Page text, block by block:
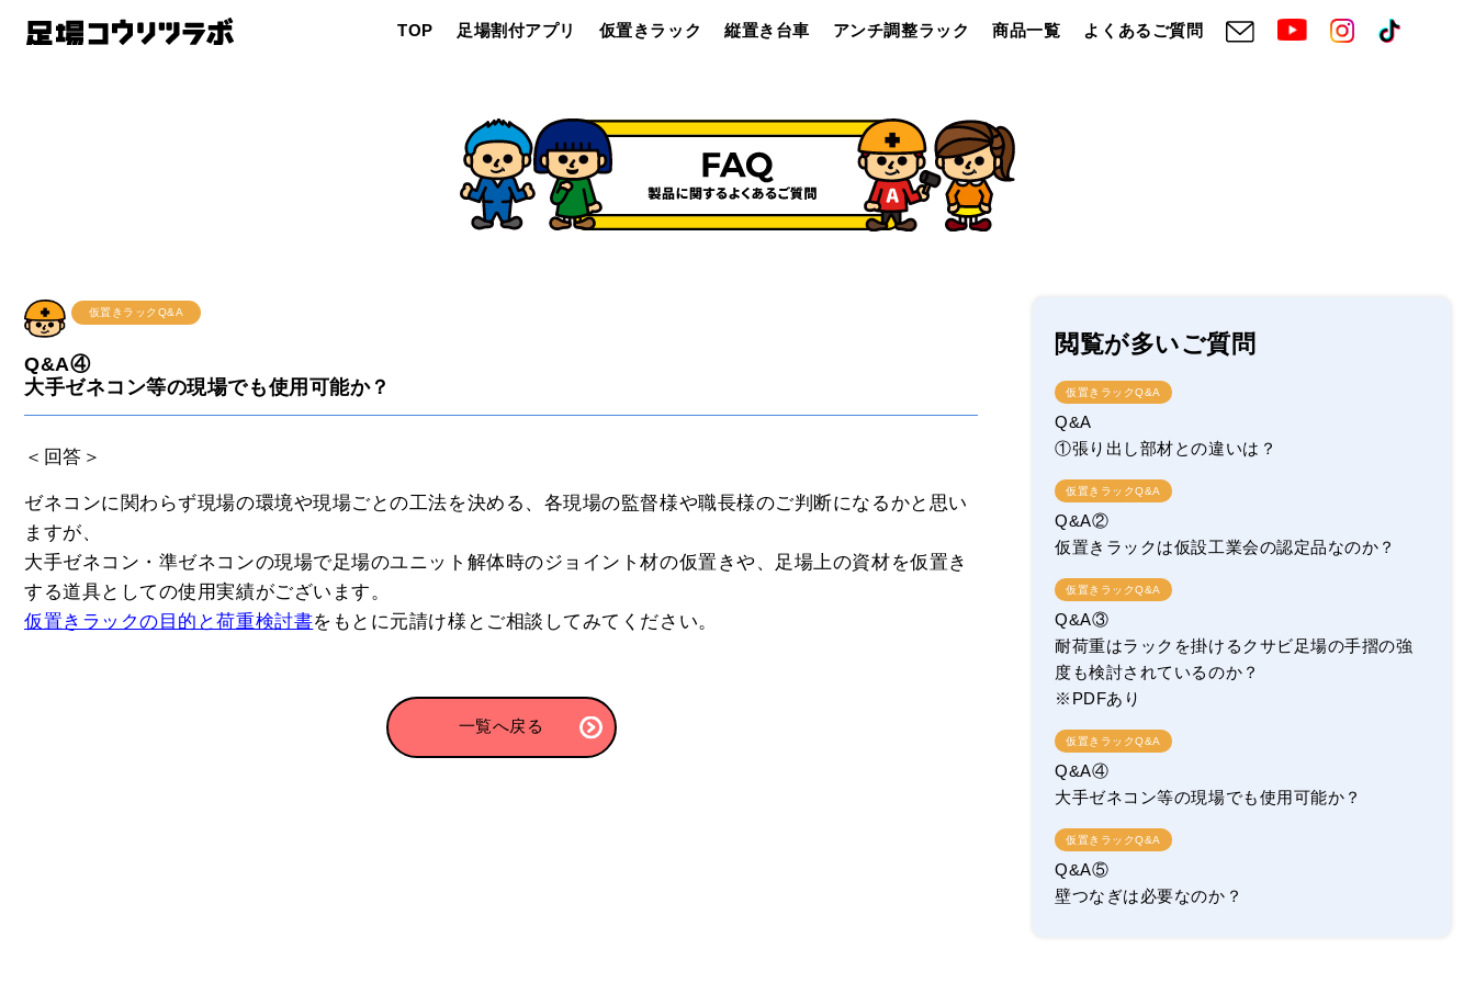
TOP 足場割付アプリ 仮置きラック 縦置き台車 アンチ調整ラック 商品一覧 よくあるご質問
仮置きラックQ&A
Q&A④
大手ゼネコン等の現場でも使用可能か？
＜回答＞
ゼネコンに関わらず現場の環境や現場ごとの工法を決める、各現場の監督様や職長様のご判断になるかと思い
ますが、
大手ゼネコン・準ゼネコンの現場で足場のユニット解体時のジョイント材の仮置きや、足場上の資材を仮置き
する道具としての使用実績がございます。
仮置きラックの目的と荷重検討書をもとに元請け様とご相談してみてください。
一覧へ戻る
閲覧が多いご質問
仮置きラックQ&A
Q&A
①張り出し部材との違いは？
仮置きラックQ&A
Q&A②
仮置きラックは仮設工業会の認定品なのか？
仮置きラックQ&A
Q&A③
耐荷重はラックを掛けるクサビ足場の手摺の強
度も検討されているのか？
※PDFあり
仮置きラックQ&A
Q&A④
大手ゼネコン等の現場でも使用可能か？
仮置きラックQ&A
Q&A⑤
壁つなぎは必要なのか？